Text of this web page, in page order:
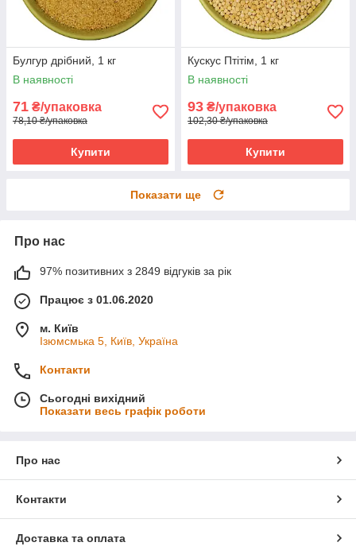
Булгур дрібний, 1 кг
В наявності
71 ₴/упаковка
78,10 ₴/упаковка
Купити
Кускус Птітім, 1 кг
В наявності
93 ₴/упаковка
102,30 ₴/упаковка
Купити
Показати ще
Про нас
97% позитивних з 2849 відгуків за рік
Працює з 01.06.2020
м. Київ
Ізюмсмька 5, Київ, Україна
Контакти
Сьогодні вихідний
Показати весь графік роботи
Про нас
Контакти
Доставка та оплата